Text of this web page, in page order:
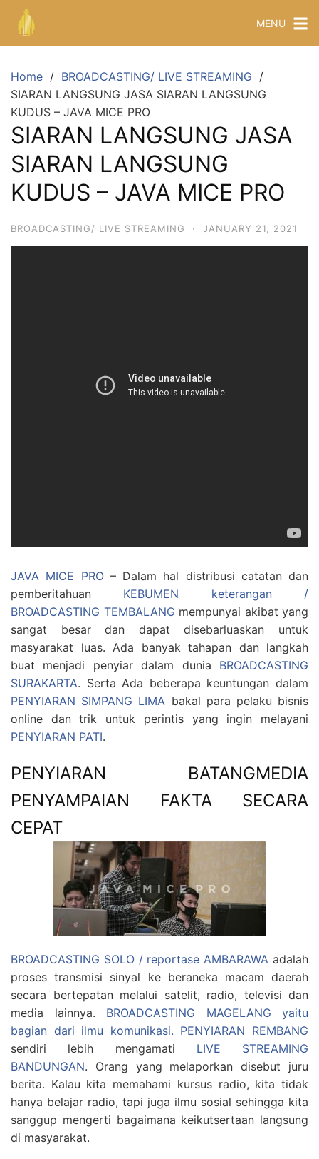
MENU
Home
BROADCASTING/ LIVE STREAMING
SIARAN LANGSUNG JASA SIARAN LANGSUNG
KUDUS – JAVA MICE PRO
SIARAN LANGSUNG JASA
SIARAN LANGSUNG
KUDUS – JAVA MICE PRO
BROADCASTING/ LIVE STREAMING · JANUARY 21, 2021
JAVA MICE PRO– Dalam hal distribusi catatan dan
pemberitahuan KEBUMEN keterangan /
BROADCASTING TEMBALANG mempunyai akibat yang
sangat besar dan dapat disebarluaskan untuk
masyarakat luas. Ada banyak tahapan dan langkah
buat menjadi penyiar dalam dunia BROADCASTING
SURAKARTA. Serta Ada beberapa keuntungan dalam
PENYIARAN SIMPANG LIMA bakal para pelaku bisnis
online dan trik untuk perintis yang ingin melayani
PENYIARAN PATI.
PENYIARAN BATANGMEDIA
PENYAMPAIAN FAKTA SECARA
CEPAT
BROADCASTING SOLO / reportase AMBARAWA adalah
proses transmisi sinyal ke beraneka macam daerah
secara bertepatan melalui satelit, radio, televisi dan
media lainnya. BROADCASTING MAGELANG yaitu
bagian dari ilmu komunikasi. PENYIARAN REMBANG
sendiri lebih mengamati LIVE STREAMING
BANDUNGAN. Orang yang melaporkan disebut juru
berita. Kalau kita memahami kursus radio, kita tidak
hanya belajar radio, tapi juga ilmu sosial sehingga kita
sanggup mengerti bagaimana keikutsertaan langsung
di masyarakat.